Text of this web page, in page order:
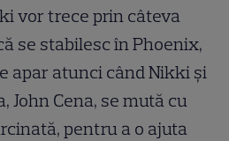
vor trece prin câteva
se stabilesc în Phoenix,
apar atunci când Nikki și
John Cena, se mută cu
pentru a o ajuta